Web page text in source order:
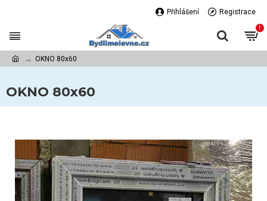
Přihlášení Registrace
!
OKNO 80x60
OKNO 80x60